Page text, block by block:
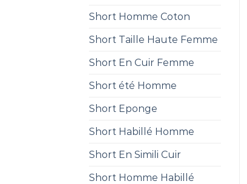
Short Homme Coton
Short Taille Haute Femme
Short En Cuir Femme
Short été Homme
Short Eponge
Short Habillé Homme
Short En Simili Cuir
Short Homme Habillé